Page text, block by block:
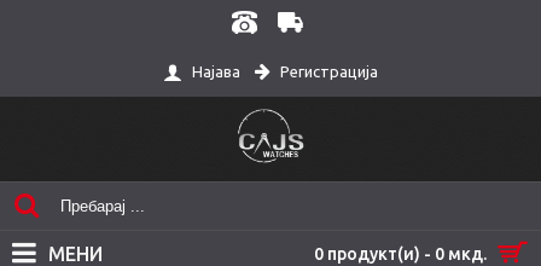
Најава Регистрација
0 продукт(и) - 0 мкд.
МЕНИ